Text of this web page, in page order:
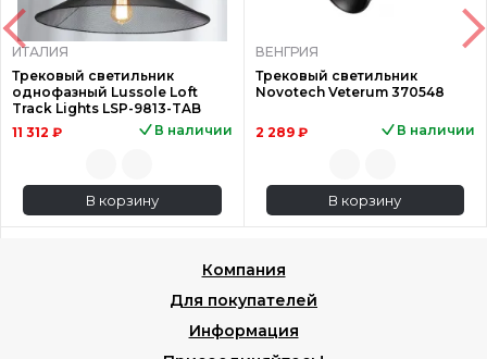
ИТАЛИЯ
Трековый светильник
однофазный Lussole Loft
Track Lights LSP-9813-TAB
11 312 ₽
В наличии
В корзину
ВЕНГРИЯ
Трековый светильник
Novotech Veterum 370548
2 289 ₽ В наличии
В корзину
Компания
Для покупателей
Информация